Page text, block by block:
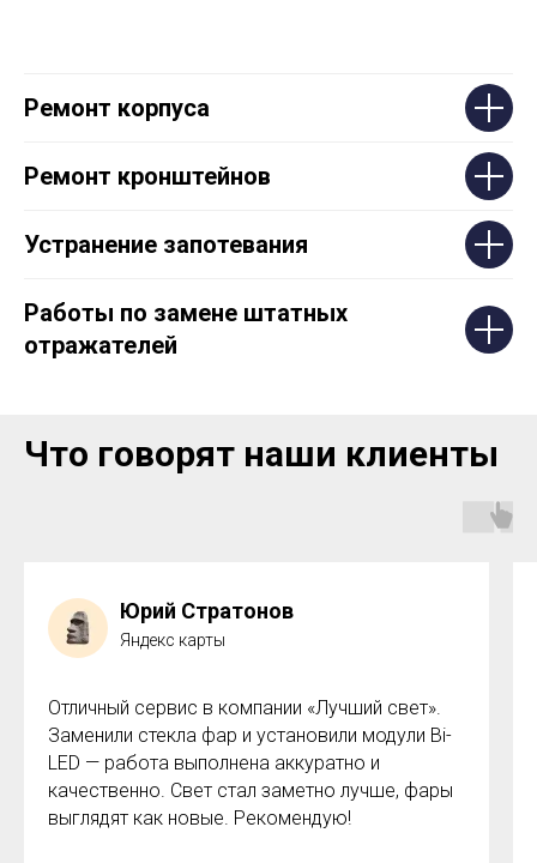
Ремонт корпуса
Ремонт кронштейнов
Устранение запотевания
Работы по замене штатных
отражателей
Что говорят наши клиенты
Юрий Стратонов
Яндекс карты
Отличный сервис в компании «Лучший свет».
Заменили стекла фар и установили модули Bi-
LED — работа выполнена аккуратно и
качественно. Свет стал заметно лучше, фары
выглядят как новые. Рекомендую!